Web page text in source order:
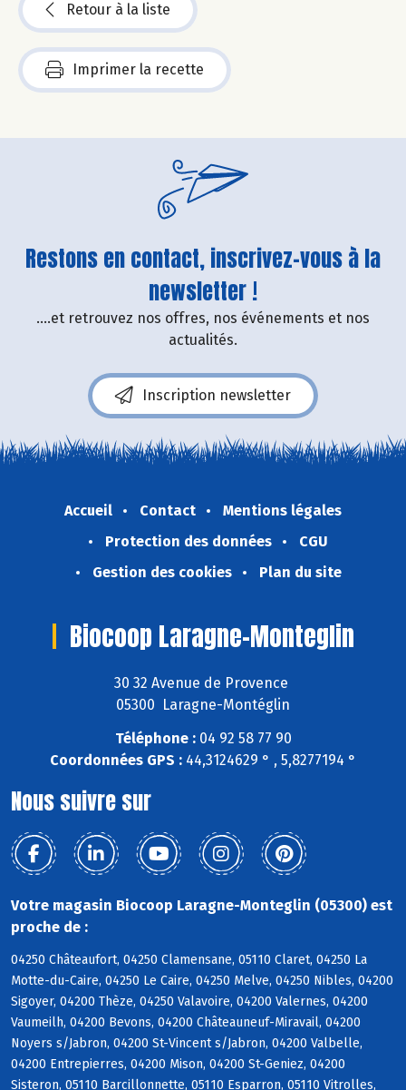
Retour à la liste
Imprimer la recette
Restons en contact, inscrivez-vous à la
newsletter !
....et retrouvez nos offres, nos événements et nos
actualités.
Inscription newsletter
Accueil Contact
Mentions légales
Protection des données
CGU
Gestion des cookies
Plan du site
Biocoop Laragne-Monteglin
30 32 Avenue de Provence
05300 Laragne-Montéglin
Téléphone :04 92 58 77 90
Coordonnées GPS : 44,3124629 ° , 5,8277194 °
Nous suivre sur
Votre magasin Biocoop Laragne-Monteglin (05300) est
proche de :
04250 Châteaufort, 04250 Clamensane, 05110 Claret, 04250 La
Motte-du-Caire, 04250 Le Caire, 04250 Melve, 04250 Nibles, 04200
Sigoyer, 04200 Thèze, 04250 Valavoire, 04200 Valernes, 04200
Vaumeilh, 04200 Bevons, 04200 Châteauneuf-Miravail, 04200
Noyers s/Jabron, 04200 St-Vincent s/Jabron, 04200 Valbelle,
04200 Entrepierres, 04200 Mison, 04200 St-Geniez, 04200
Sisteron, 05110 Barcillonnette, 05110 Esparron, 05110 Vitrolles,